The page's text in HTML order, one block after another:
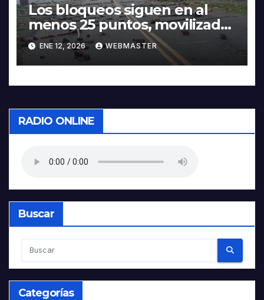
Los bloqueos siguen en al
menos 25 puntos, movilizados
piden abrogación del 5503 en
la Gaceta
ENE 12, 2026 WEBMASTER
RADIO ONLINE
Buscar
Categorías